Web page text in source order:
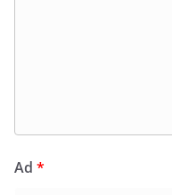
Ad *